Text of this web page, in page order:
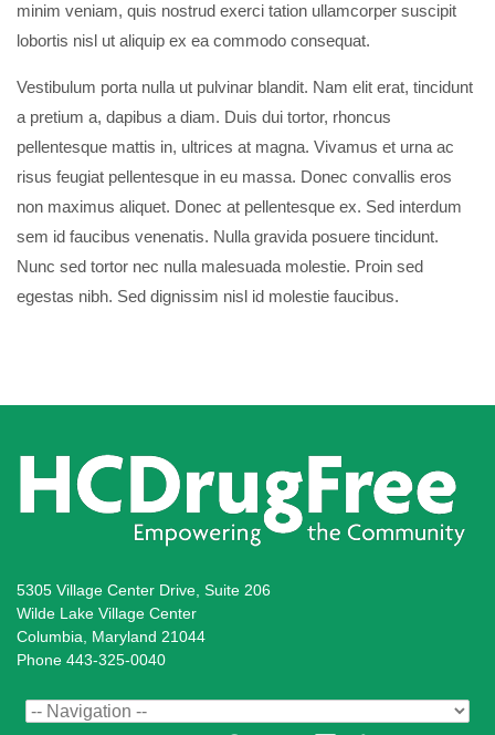
minim veniam, quis nostrud exerci tation ullamcorper suscipit
lobortis nisl ut aliquip ex ea commodo consequat.
Vestibulum porta nulla ut pulvinar blandit. Nam elit erat, tincidunt
a pretium a, dapibus a diam. Duis dui tortor, rhoncus
pellentesque mattis in, ultrices at magna. Vivamus et urna ac
risus feugiat pellentesque in eu massa. Donec convallis eros
non maximus aliquet. Donec at pellentesque ex. Sed interdum
sem id faucibus venenatis. Nulla gravida posuere tincidunt.
Nunc sed tortor nec nulla malesuada molestie. Proin sed
egestas nibh. Sed dignissim nisl id molestie faucibus.
5305 Village Center Drive, Suite 206
Wilde Lake Village Center
Columbia, Maryland 21044
Phone 443-325-0040